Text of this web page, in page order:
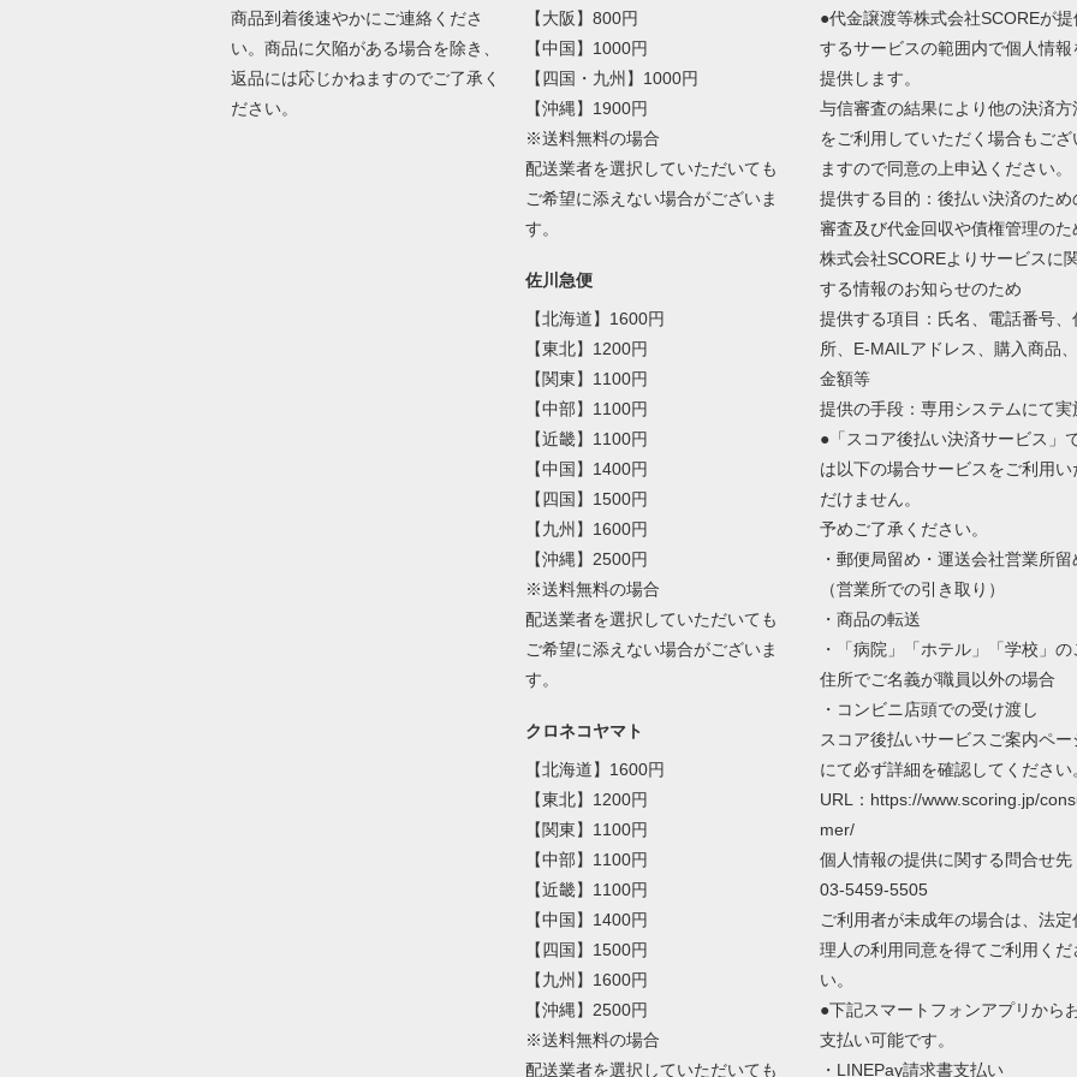
商品到着後速やかにご連絡くださ
い。商品に欠陥がある場合を除き、
返品には応じかねますのでご了承く
ださい。
【大阪】800円
【中国】1000円
【四国・九州】1000円
【沖縄】1900円
※送料無料の場合
配送業者を選択していただいても
ご希望に添えない場合がございま
す。
佐川急便
【北海道】1600円
【東北】1200円
【関東】1100円
【中部】1100円
【近畿】1100円
【中国】1400円
【四国】1500円
【九州】1600円
【沖縄】2500円
※送料無料の場合
配送業者を選択していただいても
ご希望に添えない場合がございま
す。
クロネコヤマト
【北海道】1600円
【東北】1200円
【関東】1100円
【中部】1100円
【近畿】1100円
【中国】1400円
【四国】1500円
【九州】1600円
【沖縄】2500円
※送料無料の場合
配送業者を選択していただいても
●代金譲渡等株式会社SCOREが提
するサービスの範囲内で個人情報
提供します。
与信審査の結果により他の決済方
をご利用していただく場合もござ
ますので同意の上申込ください。
提供する目的：後払い決済のため
審査及び代金回収や債権管理のた
株式会社SCOREよりサービスに関
する情報のお知らせのため
提供する項目：氏名、電話番号、
所、E-MAILアドレス、購入商品、
金額等
提供の手段：専用システムにて実
●「スコア後払い決済サービス」
は以下の場合サービスをご利用い
だけません。
予めご了承ください。
・郵便局留め・運送会社営業所留
（営業所での引き取り）
・商品の転送
・「病院」「ホテル」「学校」の
住所でご名義が職員以外の場合
・コンビニ店頭での受け渡し
スコア後払いサービスご案内ペー
にて必ず詳細を確認してください
URL：https://www.scoring.jp/
mer/
個人情報の提供に関する問合せ先
03-5459-5505
ご利用者が未成年の場合は、法定
理人の利用同意を得てご利用くだ
い。
●下記スマートフォンアプリから
支払い可能です。
・LINEPay請求書支払い